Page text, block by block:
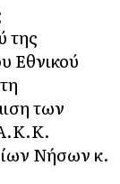
της
Εθνικού
των
Νήσων κ.